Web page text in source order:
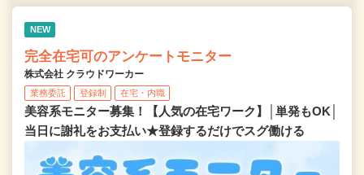
NEW
完全在宅可のアンケートモニター
株式会社 クラウドワーカー
業務委託 登録制 在宅・内職
美容系モニター募集！【人気の在宅ワーク】│単発もOK│
当日に謝礼をお支払い★登録するだけでスグ働ける